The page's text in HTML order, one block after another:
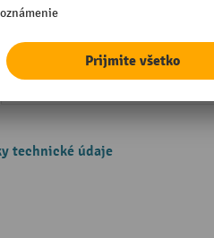
Segmentu
Stredové dorazy
Súčasti police
technické údaje